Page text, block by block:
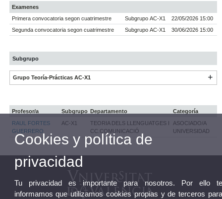
Examenes
Primera convocatoria segon cuatrimestre
Subgrupo AC-X1
22/05/2026 15:00
Segunda convocatoria segon cuatrimestre
Subgrupo AC-X1 30/06/2026 15:00
Subgrupo
Grupo Teoría-Prácticas AC-X1
Profesor/a Subgrupo Departamento
Categoría
RAUL FORTES
GUERRERO
AC-X1
TEORIA DELS LLENGUATGES I
CC.COMUNICACIÓ
ASOCIADO/A
UNIVERSIDAD
Cookies y política de
privacidad
Tu privacidad es importante para nosotros. Por ello
informamos que utilizamos cookies propias y de terceros